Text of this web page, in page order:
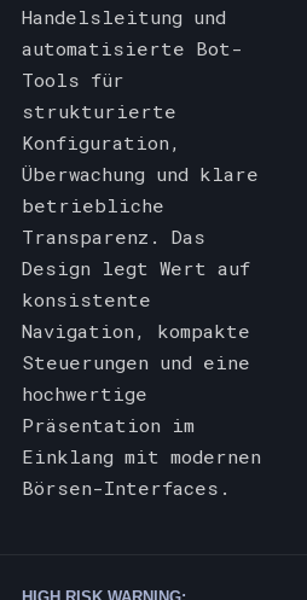
Handelsleitung und
automatisierte Bot-
Tools für
strukturierte
Konfiguration,
Überwachung und klare
betriebliche
Transparenz. Das
Design legt Wert auf
konsistente
Navigation, kompakte
Steuerungen und eine
hochwertige
Präsentation im
Einklang mit modernen
Börsen-Interfaces.